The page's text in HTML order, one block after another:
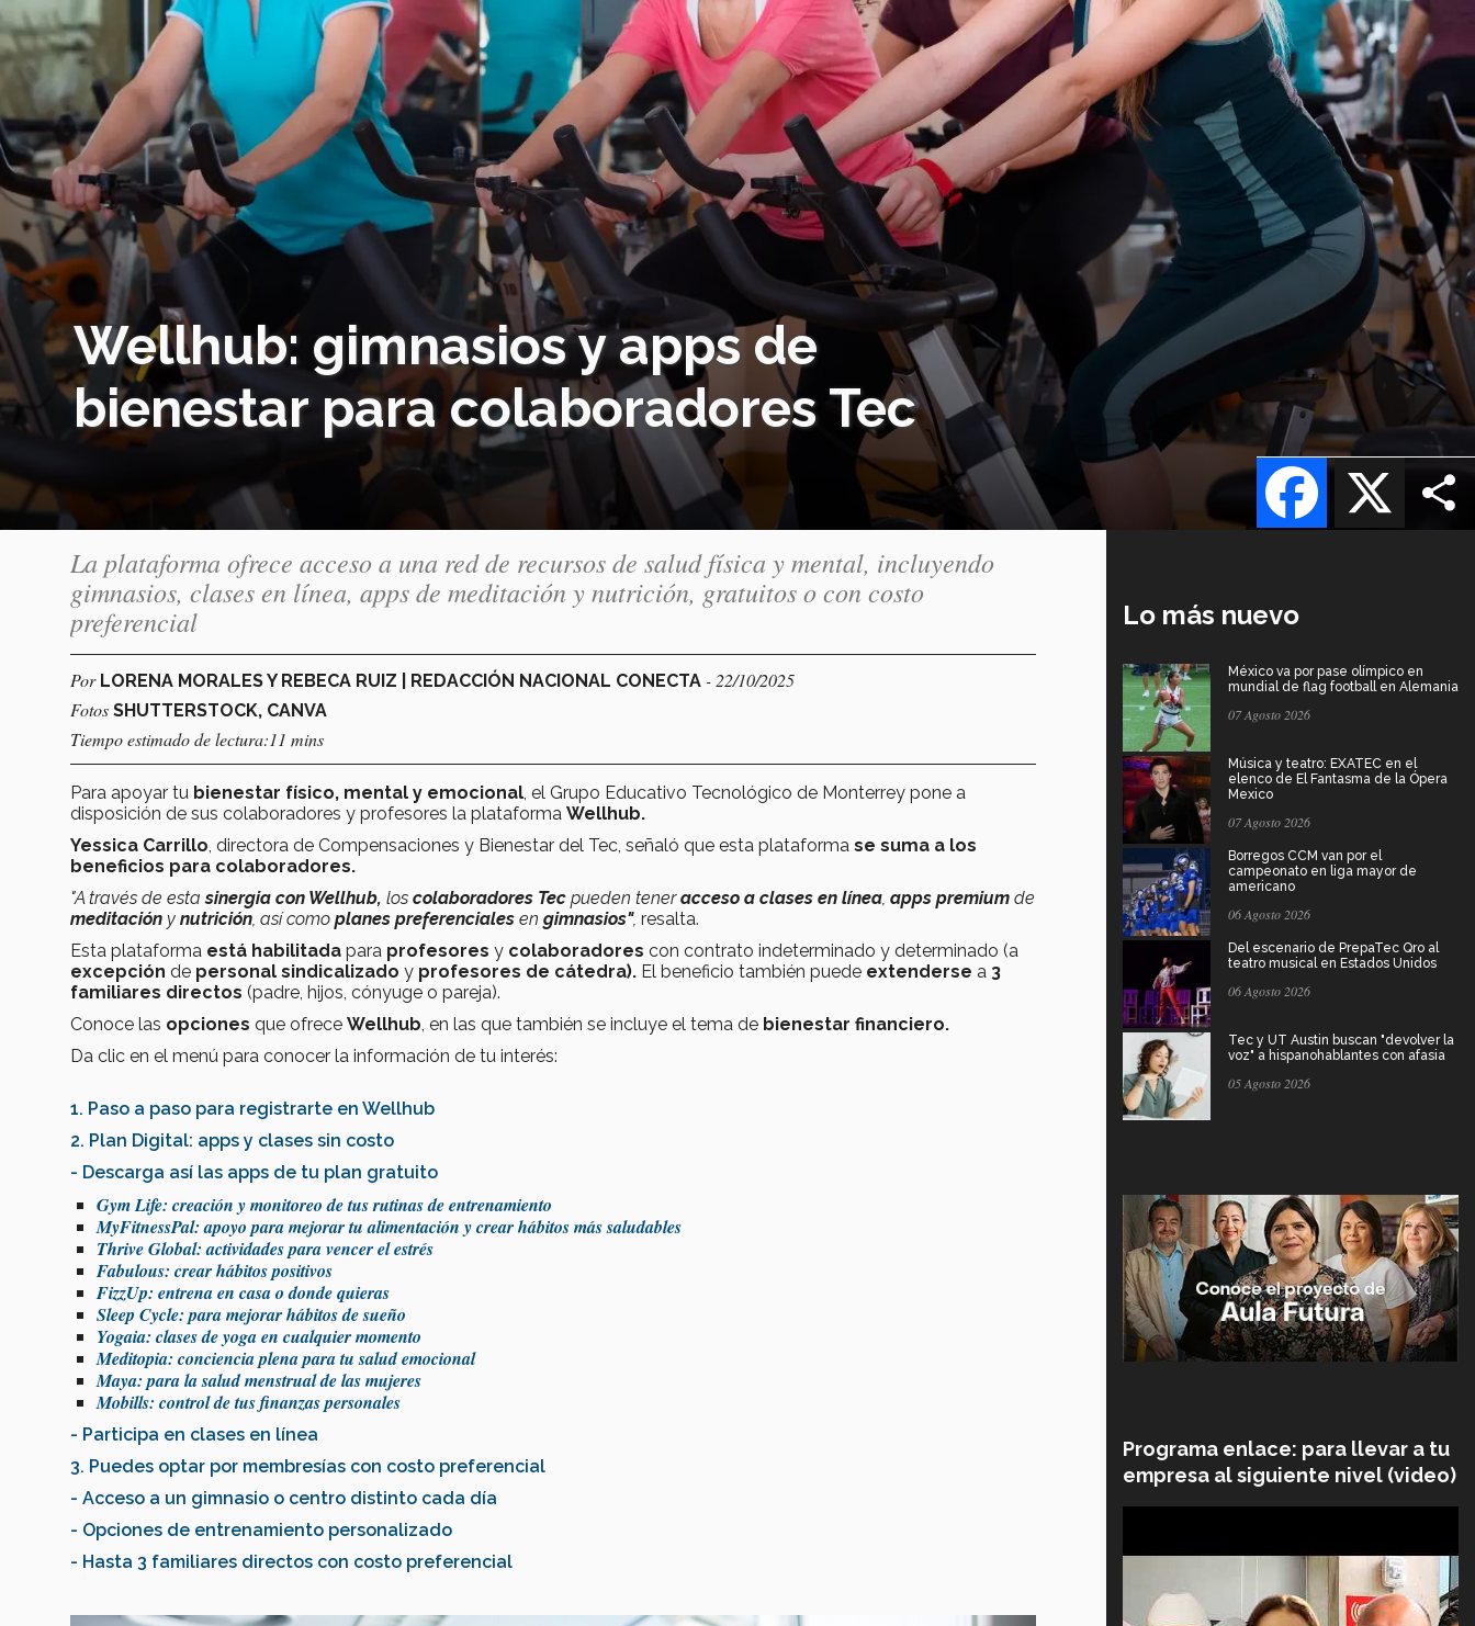
Wellhub: gimnasios y apps de
bienestar para colaboradores Tec
X
Facebook
La plataforma ofrece acceso a una red de recursos de salud física y mental, incluyendo
gimnasios, clases en línea, apps de meditación y nutrición, gratuitos o con costo
preferencial
Por LORENA MORALES Y REBECA RUIZ | REDACCIÓN NACIONAL CONECTA - 22/10/2025
Fotos SHUTTERSTOCK, CANVA
Tiempo estimado de lectura:11 mins
Para apoyar tu bienestar físico, mental y emocional , el Grupo Educativo Tecnológico de Monterrey pone a
disposición de sus colaboradores y profesores la plataforma Wellhub.
Yessica Carrillo , directora de Compensaciones y Bienestar del Tec, señaló que esta plataforma se suma a los
beneficios para colaboradores.
"A través de esta sinergia con Wellhub, los colaboradores Tec pueden teneracceso a clases en línea apps premium de
meditación y nutrición , así como planes preferenciales en gimnasios", resalta.
Esta plataforma está habilitada para profesores y colaboradores con contrato indeterminado y determinado (a
excepción de personal sindicalizado y profesores de cátedra). El beneficio también puede extenderse a 3
familiares directos (padre, hijos, cónyuge o pareja).
Conoce las opciones que ofrece Wellhub , en las que también se incluye el tema de bienestar financiero.
Da clic en el menú para conocer la información de tu interés:
1. Paso a paso para registrarte en Wellhub
2. Plan Digital: apps y clases sin costo
- Descarga así las apps de tu plan gratuito
Gym Life: creación y monitoreo de tus rutinas de entrenamiento
MyFitnessPal: apoyo para mejorar tu alimentación y crear hábitos más saludables
Thrive Global: actividades para vencer el estrés
Fabulous: crear hábitos positivos
FizzUp: entrena en casa o donde quieras
Sleep Cycle: para mejorar hábitos de sueño
Yogaia: clases de yoga en cualquier momento
Meditopia: conciencia plena para tu salud emocional
Maya: para la salud menstrual de las mujeres
Mobills: control de tus finanzas personales
- Participa en clases en línea
3. Puedes optar por membresías con costo preferencial
- Acceso a un gimnasio o centro distinto cada día
- Opciones de entrenamiento personalizado
- Hasta 3 familiares directos con costo preferencial
Lo más nuevo
México va por pase olímpico en
mundial de flag football en Alemania
07 Agosto 2026
Música y teatro: EXATEC en el
elenco de El Fantasma de la Ópera
Mexico
07 Agosto 2026
Borregos CCM van por el
campeonato en liga mayor de
americano
06 Agosto 2026
Del escenario de PrepaTec Qro al
teatro musical en Estados Unidos
06 Agosto 2026
Tec y UT Austin buscan "devolver la
voz" a hispanohablantes con afasia
05 Agosto 2026
Programa enlace: para llevar a tu
empresa al siguiente nivel (video)